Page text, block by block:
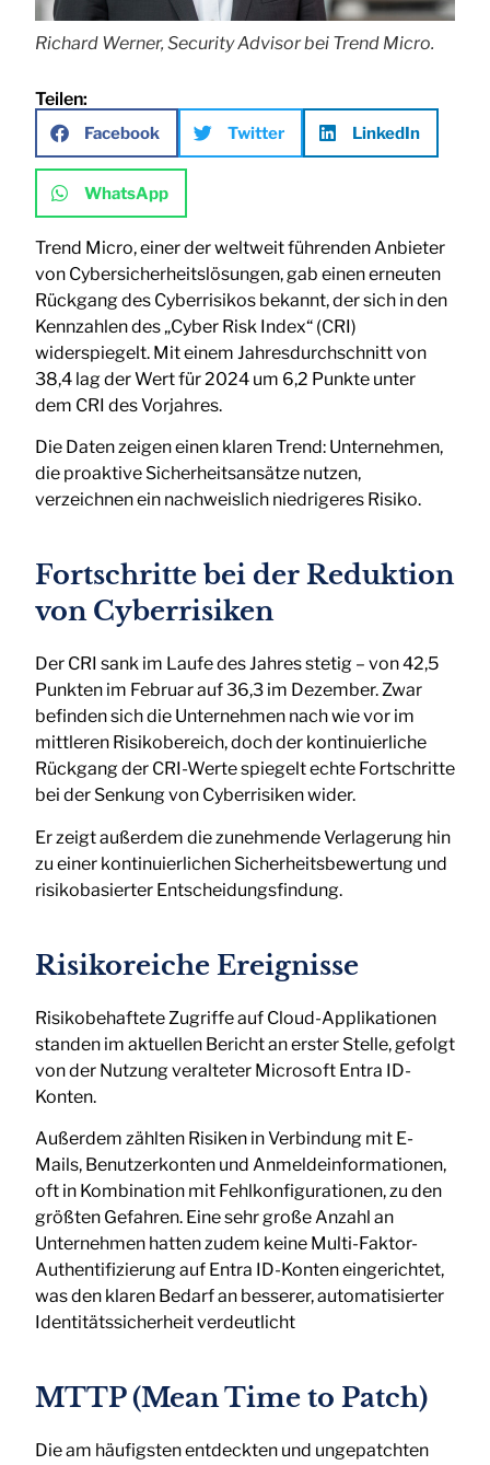
Richard Werner, Security Advisor bei Trend Micro.
Teilen:
Facebook Twitter LinkedIn
WhatsApp
Trend Micro, einer der weltweit führenden Anbieter
von Cybersicherheitslösungen, gab einen erneuten
Rückgang des Cyberrisikos bekannt, der sich in den
Kennzahlen des „Cyber Risk Index“ (CRI)
widerspiegelt. Mit einem Jahresdurchschnitt von
38,4 lag der Wert für 2024 um 6,2 Punkte unter
dem CRI des Vorjahres.
Die Daten zeigen einen klaren Trend: Unternehmen,
die proaktive Sicherheitsansätze nutzen,
verzeichnen ein nachweislich niedrigeres Risiko.
Fortschritte bei der Reduktion
von Cyberrisiken
Der CRI sank im Laufe des Jahres stetig – von 42,5
Punkten im Februar auf 36,3 im Dezember. Zwar
befinden sich die Unternehmen nach wie vor im
mittleren Risikobereich, doch der kontinuierliche
Rückgang der CRI-Werte spiegelt echte Fortschritte
bei der Senkung von Cyberrisiken wider.
Er zeigt außerdem die zunehmende Verlagerung hin
zu einer kontinuierlichen Sicherheitsbewertung und
risikobasierter Entscheidungsfindung.
Risikoreiche Ereignisse
Risikobehaftete Zugriffe auf Cloud-Applikationen
standen im aktuellen Bericht an erster Stelle, gefolgt
von der Nutzung veralteter Microsoft Entra ID-
Konten.
Außerdem zählten Risiken in Verbindung mit E-
Mails, Benutzerkonten und Anmeldeinformationen,
oft in Kombination mit Fehlkonfigurationen, zu den
größten Gefahren. Eine sehr große Anzahl an
Unternehmen hatten zudem keine Multi-Faktor-
Authentifizierung auf Entra ID-Konten eingerichtet,
was den klaren Bedarf an besserer, automatisierter
Identitätssicherheit verdeutlicht
MTTP (Mean Time to Patch)
Die am häufigsten entdeckten und ungepatchten